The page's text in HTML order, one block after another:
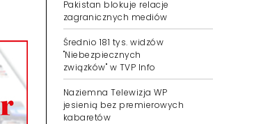
Pakistan blokuje relacje
zagranicznych mediów
Średnio 181 tys. widzów
"Niebezpiecznych
związków" w TVP Info
Naziemna Telewizja WP
jesienią bez premierowych
kabaretów